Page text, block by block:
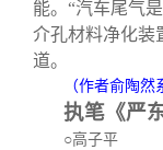
能。“汽车尾气是
介孔材料净化装
道。
（作者俞陶然
执笔《严
○高子平